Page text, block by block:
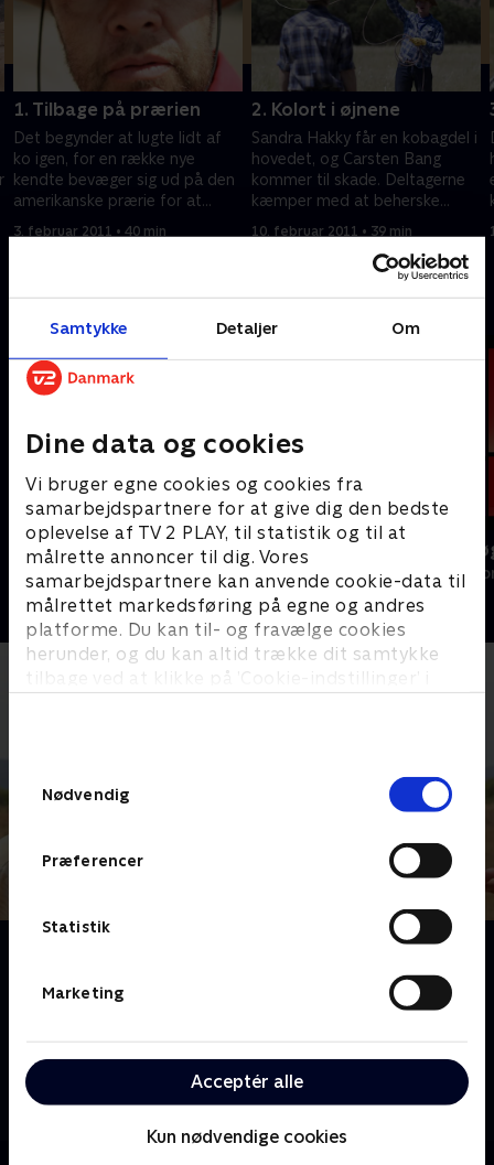
Samtykke Detaljer Om
Dine data og cookies
Vi bruger egne cookies og cookies fra
samarbejdspartnere for at give dig den bedste
oplevelse af TV 2 PLAY, til statistik og til at
målrette annoncer til dig. Vores
samarbejdspartnere kan anvende cookie-data til
målrettet markedsføring på egne og andres
platforme. Du kan til- og fravælge cookies
herunder, og du kan altid trække dit samtykke
tilbage ved at klikke på ’Cookie-indstillinger’ i
Nødvendig
Præferencer
Statistik
Marketing
Acceptér alle
Kun nødvendige cookies
1. Tilbage på prærien
Det begynder at lugte lidt af
ko igen, for en række nye
kendte bevæger sig ud på den
amerikanske prærie for at
cowboy.
3. februar 2011 • 40 min
2. Kolort i øjnene
Sandra Hakky får en kobagdel i
hovedet, og Carsten Bang
kommer til skade. Deltagerne
kæmper med at beherske
udfordringer internt.
10. februar 2011 • 39 min
Andre så også
Zulu Djævleræs
Reality • 4 sæsoner
Date mig
Reality • 1
Vi følger en flok cafe latte-drikkende og Facebook-
vante storbyrotters første møde med livet som
bliver iført flot westerntøj og får munden fuld af
snus, så kan det være en næsten uoverkommelig
opgave at komme op på selv en lille bitte hest med
stive storby-ben - især når hesten viser sig at være